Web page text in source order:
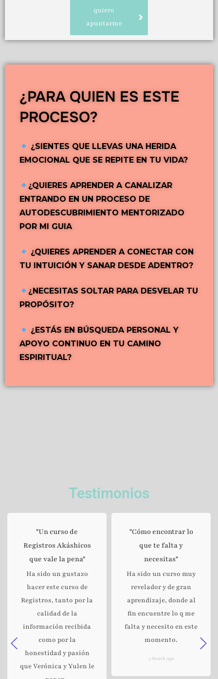
quiero
apuntarme
¿PARA QUIEN ES ESTE
PROCESO?
¿SIENTES QUE LLEVAS UNA HERIDA
EMOCIONAL QUE SE REPITE EN TU VIDA?
¿QUIERES APRENDER A CANALIZAR
ENTRANDO EN UN PROCESO DE
AUTODESCUBRIMIENTO MENTORIZADO
POR MI GUIA
¿QUIERES APRENDER A CONECTAR CON
TU INTUICIÓN Y SANAR DESDE ADENTRO?
¿NECESITAS SOLTAR PARA DESVELAR TU
PROPÓSITO?
¿ESTÁS EN BÚSQUEDA PERSONAL Y
APOYO CONTINUO EN TU CAMINO
ESPIRITUAL?
Testimonios
"Un curso de
Registros Akáshicos
que vale la pena"
Ha sido un gustazo
hacer este curso de
Registros, tanto por la
calidad de la
información recibida
como por la
honestidad y pasión
que Verónica y Yulen le
"Cómo encontrar lo
que te falta y
necesitas"
Ha sido un curso muy
revelador y de gran
aprendizaje, donde al
fin encuentre lo q me
falta y necesito en este
momento.
5 Month Ago